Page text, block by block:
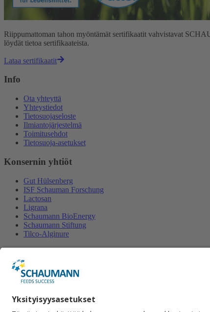
Riippumattoman tahon myöntämät sertifikaatit vahvistavat
löydät tietoa sertifikaateista.
Lataa sertifikaatit
Info
Ota yhteyttä
Yhteystiedot
Tietosuojaseloste
Ilmiantojärjestelmä
Toimitusehdot
Tietosuoja-asetukset
Konsernin yhtiöt
Gut Hülsenberg
ISF Schauman Forschung
Lactosan
Ligrana
Schaumann BioEnergy
Schaumann Stiftung
Tilco-Alginure
Schaumann Finland Oy
Satulasepänkatu 12
+358 50 462 2877
Lähetä viesti.